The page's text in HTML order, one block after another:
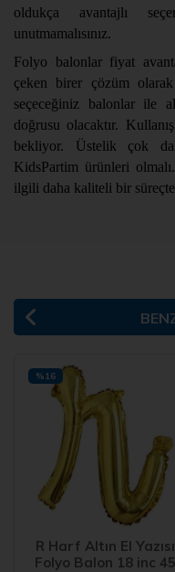
oldukça avantajlı
unutmamalısınız.
Folyo balonlar fiyat
çeken birer çözüm
seçeceğiniz balonlar ile
doğrusu olacaktır.
bekliyor. Üstelik çok
KidsPartim ürünleri
ilgili daha kaliteli bir
R Harf Altın El Yazısı
Folyo Balon 18 inc 45
%16